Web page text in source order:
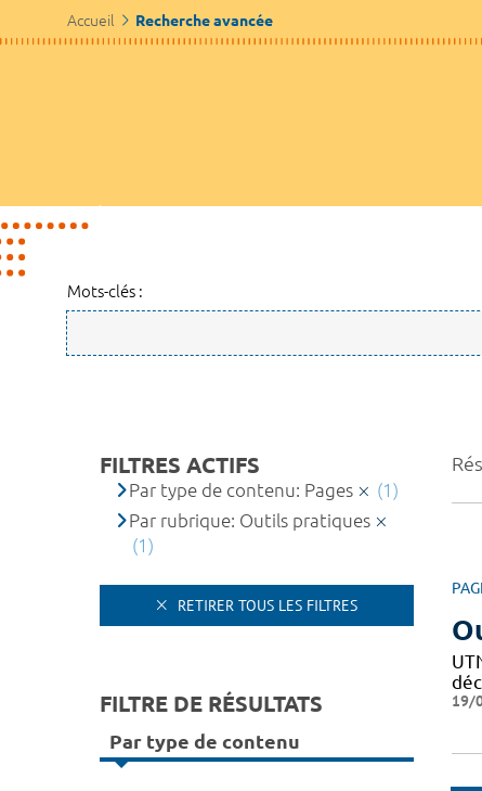
Accueil Recherche avancée
Mots-clés :
19/
FILTRES ACTIFS
Par type de contenu: Pages
(1)
Par rubrique: Outils pratiques
(1)
RETIRER TOUS LES FILTRES
FILTRE DE RÉSULTATS
Par type de contenu